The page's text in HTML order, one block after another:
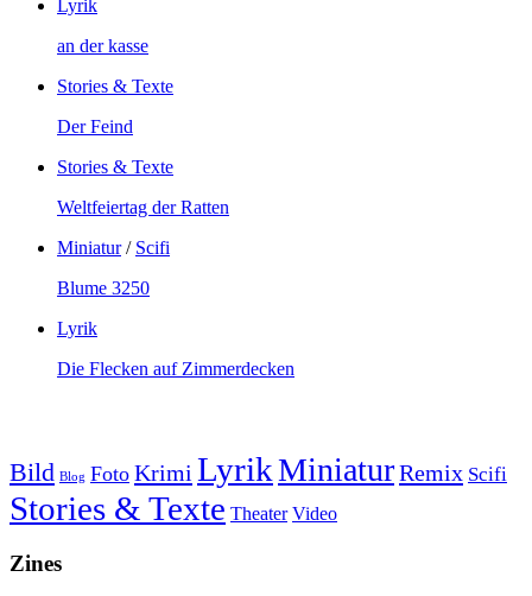
Lyrik
an der kasse
Stories & Texte
Der Feind
Stories & Texte
Weltfeiertag der Ratten
Miniatur/ Scifi
Blume 3250
Lyrik
Die Flecken auf Zimmerdecken
Bild Blog Foto Krimi LyrikMiniaturRemix Scifi
Stories & Texte Theater Video
Zines